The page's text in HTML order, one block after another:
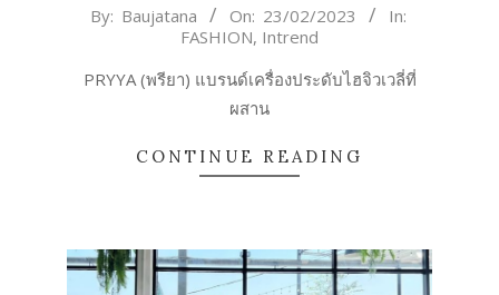
2023-
23
By: Baujatana On: 23/02/2023
In:
FASHION, Intrend
PRYYA (พรียา) แบรนด์เครื่องประดับไฮจิวเวลี่ที่
ผสาน
CONTINUE READING